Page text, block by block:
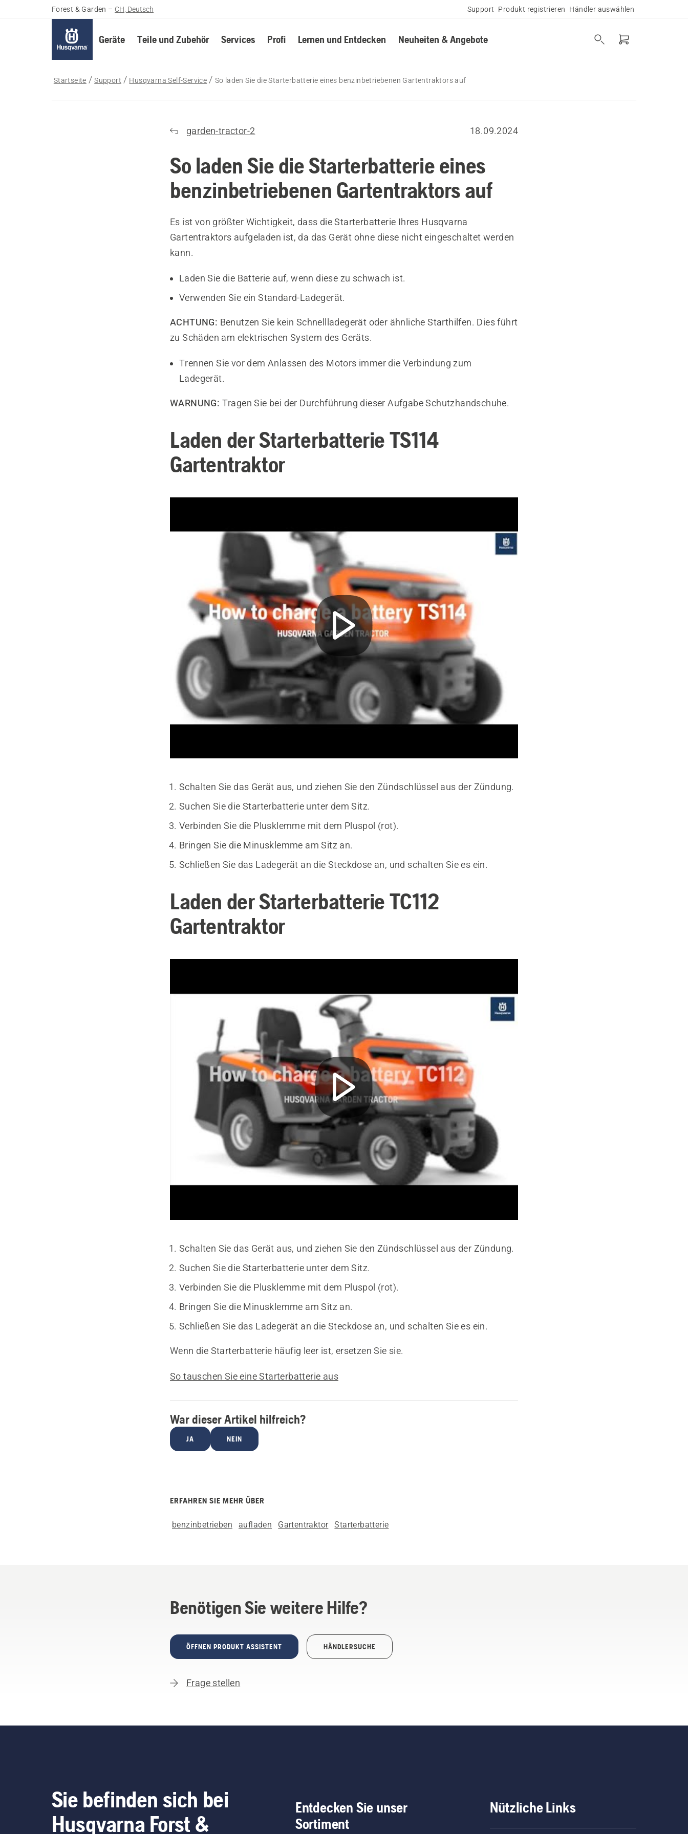
Forest & Garden – CH, Deutsch Support Produkt registrieren Händler auswählen
Geräte Teile und Zubehör Services Profi Lernen und Entdecken Neuheiten & Angebote
Startseite Support Husqvarna Self-Service So laden Sie die Starterbatterie eines benzinbetriebenen Gartentraktors auf
garden-tractor-2 18.09.2024
So laden Sie die Starterbatterie eines
benzinbetriebenen Gartentraktors auf
Es ist von größter Wichtigkeit, dass die Starterbatterie Ihres Husqvarna
Gartentraktors aufgeladen ist, da das Gerät ohne diese nicht eingeschaltet werden
kann.
Laden Sie die Batterie auf, wenn diese zu schwach ist.
Verwenden Sie ein Standard-Ladegerät.
ACHTUNG: Benutzen Sie kein Schnellladegerät oder ähnliche Starthilfen. Dies führt
zu Schäden am elektrischen System des Geräts.
Trennen Sie vor dem Anlassen des Motors immer die Verbindung zum
Ladegerät.
WARNUNG: Tragen Sie bei der Durchführung dieser Aufgabe Schutzhandschuhe.
Laden der Starterbatterie TS114
Gartentraktor
Schalten Sie das Gerät aus, und ziehen Sie den Zündschlüssel aus der Zündung.
Suchen Sie die Starterbatterie unter dem Sitz.
Verbinden Sie die Plusklemme mit dem Pluspol (rot).
Bringen Sie die Minusklemme am Sitz an.
Schließen Sie das Ladegerät an die Steckdose an, und schalten Sie es ein.
Laden der Starterbatterie TC112
Gartentraktor
Schalten Sie das Gerät aus, und ziehen Sie den Zündschlüssel aus der Zündung.
Suchen Sie die Starterbatterie unter dem Sitz.
Verbinden Sie die Plusklemme mit dem Pluspol (rot).
Bringen Sie die Minusklemme am Sitz an.
Schließen Sie das Ladegerät an die Steckdose an, und schalten Sie es ein.
Wenn die Starterbatterie häufig leer ist, ersetzen Sie sie.
So tauschen Sie eine Starterbatterie aus
War dieser Artikel hilfreich?
JA NEIN
ERFAHREN SIE MEHR ÜBER
benzinbetrieben aufladen Gartentraktor Starterbatterie
Benötigen Sie weitere Hilfe?
ÖFFNEN PRODUKT ASSISTENT HÄNDLERSUCHE
Frage stellen
Sie befinden sich bei
Husqvarna Forst &
Entdecken Sie unser
Sortiment
Nützliche Links